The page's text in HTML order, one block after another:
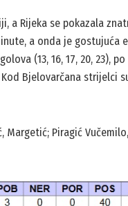
a Rijeka se pokazala
a onda je gostujuća
(13, 16, 17, 20, 23),
Kod Bjelovarčana strijelci
Margetić; Piragić